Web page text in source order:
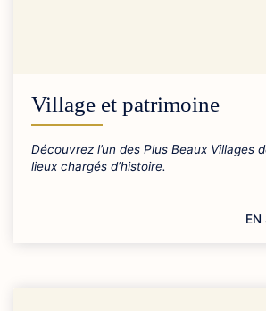
Village et patrimoine
Découvrez l’un des Plus Beaux Villages
lieux chargés d’histoire.
EN